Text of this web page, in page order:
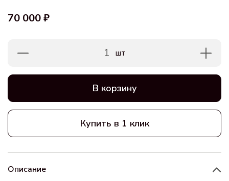
70 000 ₽
1 шт
В корзину
Купить в 1 клик
Описание